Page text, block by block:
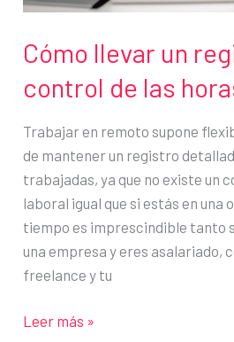
Cómo llevar un
control de las
Trabajar en remoto supone
de mantener un registro
trabajadas, ya que no existe un
laboral igual que si estás en
tiempo es imprescindible tanto
una empresa y eres asalariado,
freelance y tu
Cómo
Leer más »